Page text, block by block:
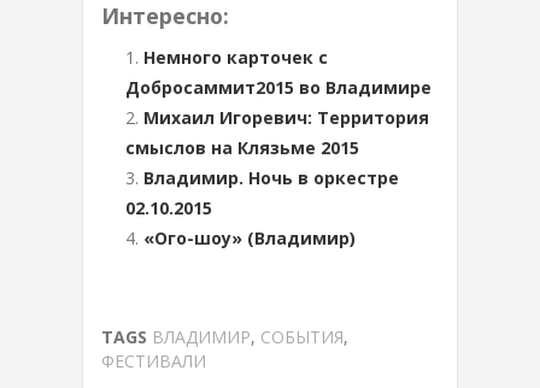
Интересно:
Немного карточек с
Добросаммит2015 во Владимире
Михаил Игоревич: Территория
смыслов на Клязьме 2015
Владимир. Ночь в оркестре
02.10.2015
«Ого-шоу» (Владимир)
TAGS ВЛАДИМИР, СОБЫТИЯ,
ФЕСТИВАЛИ